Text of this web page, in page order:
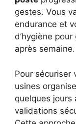
gestes. Vous
endurance et
d’hygiène
après semaine.
Pour sécuriser
usines
quelques jours
validations